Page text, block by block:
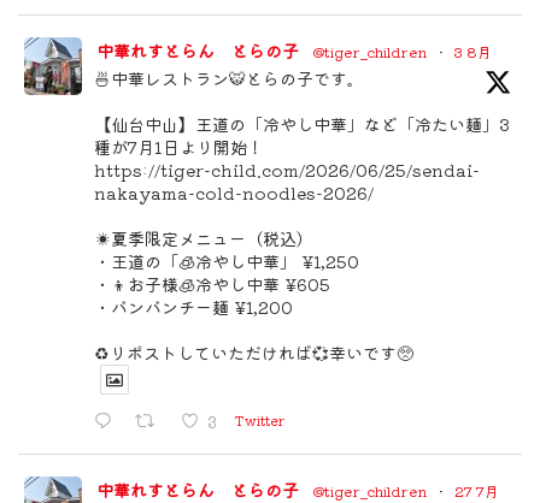
中華れすとらん とらの子 @tiger_children · 3 8月
🍜中華レストラン🐯とらの子です。
【仙台中山】王道の「冷やし中華」など「冷たい麺」3
種が7月1日より開始！
https://tiger-child.com/2026/06/25/sendai-
nakayama-cold-noodles-2026/
☀️夏季限定メニュー（税込）
・王道の「🧊冷やし中華」 ¥1,250
・👦お子様🧊冷やし中華 ¥605
・バンバンチー麺 ¥1,200
♻️リポストしていただければ💞幸いです🥺
3 Twitter
中華れすとらん とらの子 @tiger_children · 27 7月